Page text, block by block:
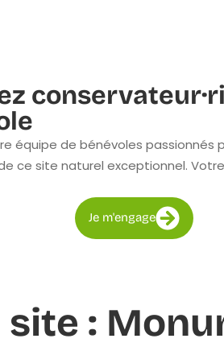
équipe de bénévoles passionnés
ce site naturel exceptionnel.
Je m'engage
: